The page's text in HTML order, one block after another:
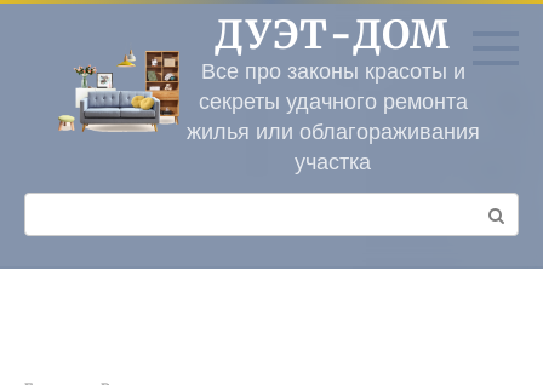
Перейти
контенту
ДУЭТ-ДОМ
Все про законы красоты и
секреты удачного ремонта
жилья или облагораживания
участка
Поиск: